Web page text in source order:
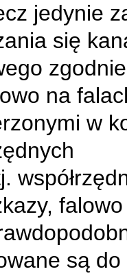
jedynie
się
na
w
falowo
są do